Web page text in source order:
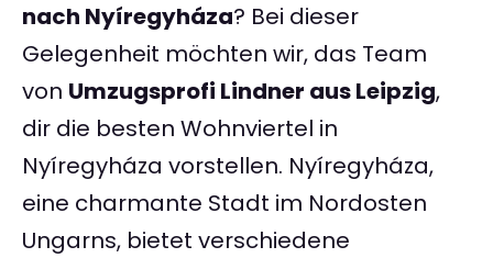
nach Nyíregyháza? Bei dieser
Gelegenheit möchten wir, das Team
von Umzugsprofi Lindner aus Leipzig,
dir die besten Wohnviertel in
Nyíregyháza vorstellen. Nyíregyháza,
eine charmante Stadt im Nordosten
Ungarns, bietet verschiedene